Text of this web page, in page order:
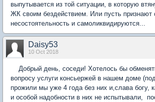
выпутывается из той ситуации, в которую
ЖК своим бездействием. Или пусть признают
несостоятельность и самоликвидируются...
Daisy53
10 Oct 2018
Добрый день, соседи! Хотелось бы
вопросу услуги консьержей в нашем доме
прожили мы уже 4 года без них и,слава богу,
и особой надобности в них не испытывали,